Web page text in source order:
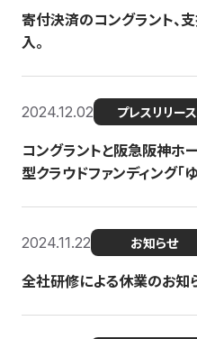
寄付決済のコングラント、
入。
2024.12.02 プレスリリース
コングラントと阪急阪神ホ
型クラウドファンディング「
2024.11.22 お知らせ
全社研修による休業のお知